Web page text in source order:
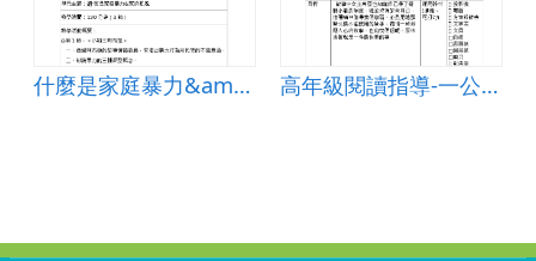
什麼是家庭暴力&amp;家的風貌 高年級閱讀指導-一公升的眼淚4